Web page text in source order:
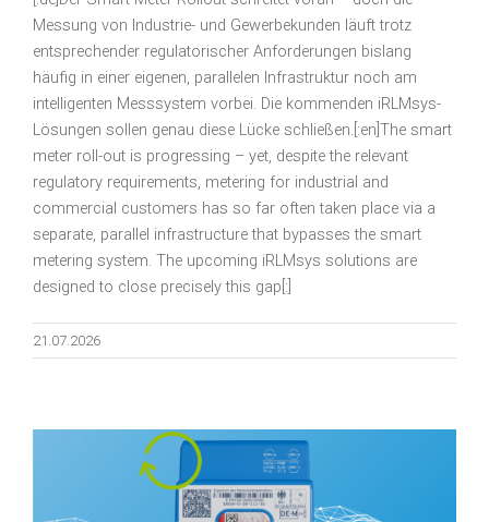
Messung von Industrie- und Gewerbekunden läuft trotz
entsprechender regulatorischer Anforderungen bislang
häufig in einer eigenen, parallelen Infrastruktur noch am
intelligenten Messsystem vorbei. Die kommenden iRLMsys-
Lösungen sollen genau diese Lücke schließen.[:en]The smart
meter roll-out is progressing – yet, despite the relevant
regulatory requirements, metering for industrial and
commercial customers has so far often taken place via a
separate, parallel infrastructure that bypasses the smart
metering system. The upcoming iRLMsys solutions are
designed to close precisely this gap[:]
21.07.2026